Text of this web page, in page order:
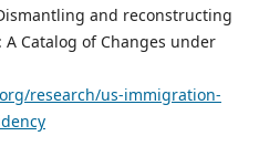
and reconstructing
Catalog of Changes under
research/us-immigration-